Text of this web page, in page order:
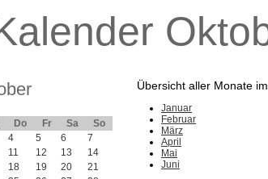
Übersicht aller Monate
Januar
Februar
März
April
Mai
Juni
Do Fr Sa
So
4 5 6
7
11 12 13
14
18 19 20
21